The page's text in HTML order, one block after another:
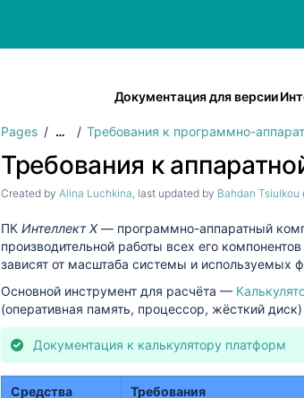
Документация для версии
Pages … Требования к программно-
Требования к
Created by Alina Luchkina , last updated by Bahdan Tsiulkou
ПК Интеллект X— программно-аппаратный
производительной работы всех его
зависят от масштаба системы и используемых
Основной инструмент для расчёта —
(оперативная память, процессор, жёсткий
Документация к калькулятору платформ
Средства Требования